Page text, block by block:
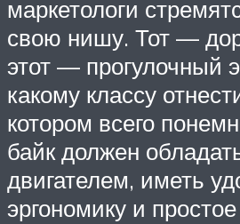
маркетологи
свою нишу. Тот —
этот — прогулочный
какому классу
котором всего
байк должен
двигателем, иметь
эргономику и